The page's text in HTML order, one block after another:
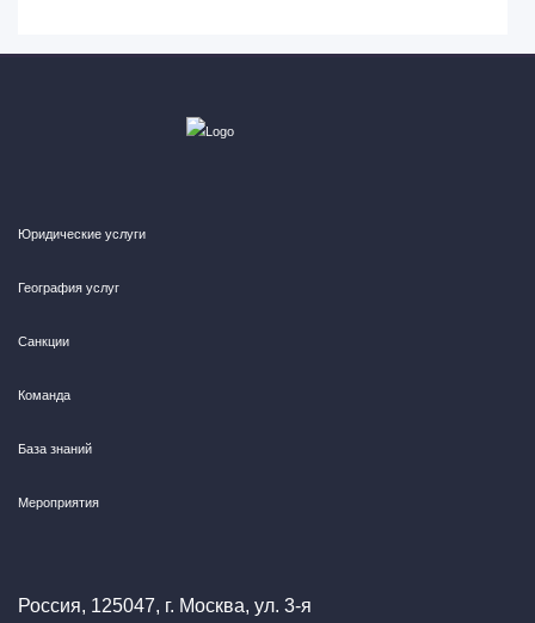
Юридические услуги
География услуг
Санкции
Команда
База знаний
Мероприятия
Россия, 125047, г. Москва, ул. 3-я